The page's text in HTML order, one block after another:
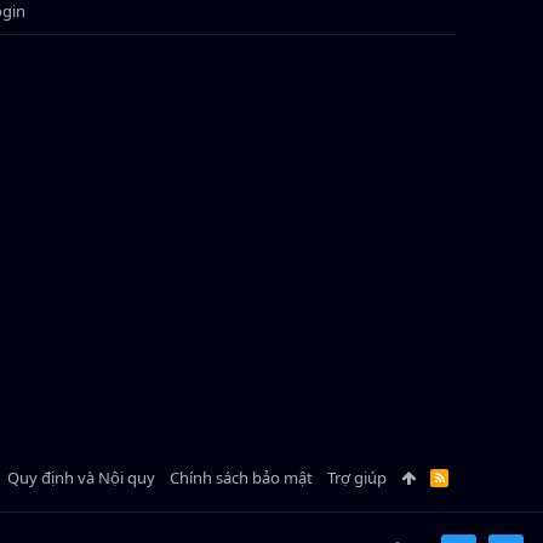
Quy định và Nội quy Chính sách bảo mật Trợ giúp
R
S